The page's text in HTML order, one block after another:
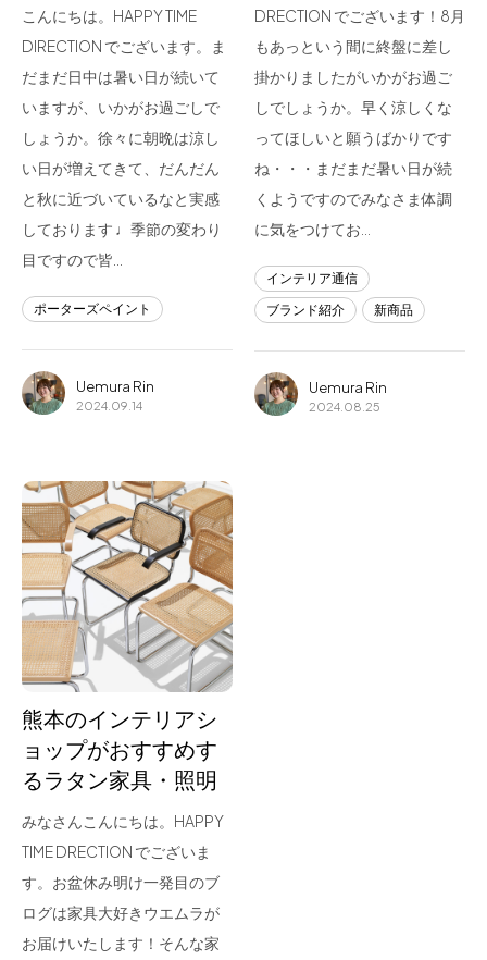
こんにちは。HAPPY TIME
DIRECTION でございます。ま
だまだ日中は暑い日が続いて
いますが、いかがお過ごしで
しょうか。徐々に朝晩は涼し
い日が増えてきて、だんだん
と秋に近づいているなと実感
しております ♩季節の変わり
目ですので皆…
ポーターズペイント
Uemura Rin
2024.09.14
DRECTION でございます！8月
もあっという間に終盤に差し
掛かりましたがいかがお過ご
しでしょうか。早く涼しくな
ってほしいと願うばかりです
ね・・・まだまだ暑い日が続
くようですのでみなさま体調
に気をつけてお…
インテリア通信
ブランド紹介
新商品
Uemura Rin
2024.08.25
熊本のインテリアシ
ョップがおすすめす
るラタン家具・照明
みなさんこんにちは。HAPPY
TIME DRECTION でございま
す。お盆休み明け一発目のブ
ログは家具大好きウエムラが
お届けいたします！そんな家